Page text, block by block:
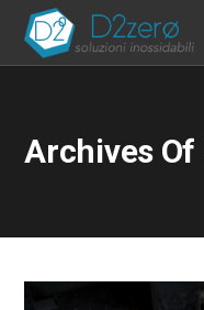
Archives Of